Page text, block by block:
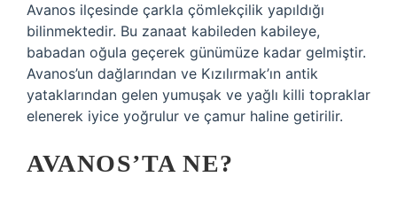
Avanos ilçesinde çarkla çömlekçilik yapıldığı
bilinmektedir. Bu zanaat kabileden kabileye,
babadan oğula geçerek günümüze kadar gelmiştir.
Avanos’un dağlarından ve Kızılırmak’ın antik
yataklarından gelen yumuşak ve yağlı killi topraklar
elenerek iyice yoğrulur ve çamur haline getirilir.
AVANOS’TA NE?